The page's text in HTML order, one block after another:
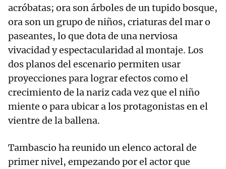
acróbatas; ora son árboles de un tupido bosque,
ora son un grupo de niños, criaturas del mar o
paseantes, lo que dota de una nerviosa
vivacidad y espectacularidad al montaje. Los
dos planos del escenario permiten usar
proyecciones para lograr efectos como el
crecimiento de la nariz cada vez que el niño
miente o para ubicar a los protagonistas en el
vientre de la ballena.
Tambascio ha reunido un elenco actoral de
primer nivel, empezando por el actor que